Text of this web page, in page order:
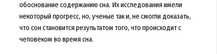
обоснование содержанию сна. Их исследования имели
некоторый прогресс, но, ученые так и, не смогли доказать,
что сон становится результатом того, что происходит с
человеком во время сна.